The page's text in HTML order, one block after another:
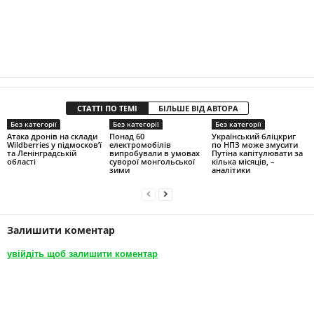
СТАТТІ ПО ТЕМІ БІЛЬШЕ ВІД АВТОРА
Без категорії
Атака дронів на склади
Wildberries у підмосков’ї
та Ленінградській
області
Без категорії
Понад 60
електромобілів
випробували в умовах
суворої монгольської
зими
Без категорії
Український бліцкриг
по НПЗ може змусити
Путіна капітулювати за
кілька місяців, –
аналітики
Залишити коментар
увійдіть щоб залишити коментар